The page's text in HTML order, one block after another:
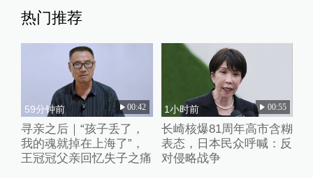
热门推荐
59分钟前 00:42
寻亲之后｜“孩子丢了，
我的魂就掉在上海了”，
王冠冠父亲回忆失子之痛
1小时前 00:55
长崎核爆81周年高市含糊
表态，日本民众呼喊：反
对侵略战争